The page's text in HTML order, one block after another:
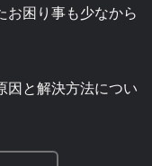
お困り事も少なから
因と解決方法につい